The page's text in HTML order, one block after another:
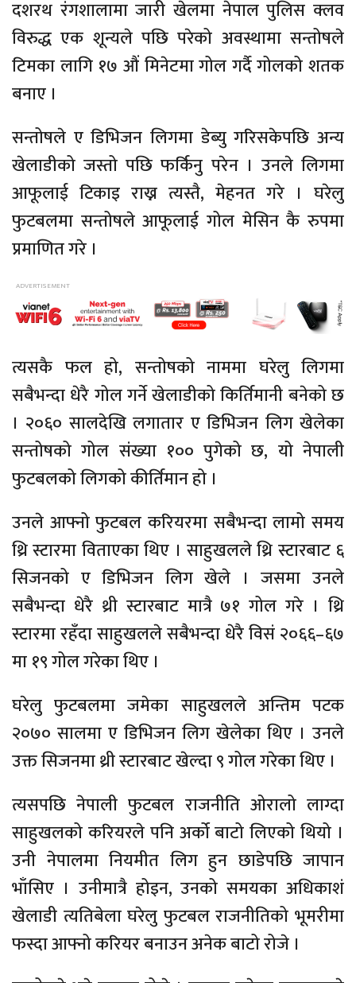
दशरथ रंगशालामा जारी खेलमा नेपाल पुलिस क्लव
विरुद्ध एक शून्यले पछि परेको अवस्थामा सन्तोषले
टिमका लागि १७ औं मिनेटमा गोल गर्दै गोलको शतक
बनाए ।
सन्तोषले ए डिभिजन लिगमा डेब्यु गरिसकेपछि अन्य
खेलाडीको जस्तो पछि फर्किनु परेन । उनले लिगमा
आफूलाई टिकाइ राख्न त्यस्तै, मेहनत गरे । घरेलु
फुटबलमा सन्तोषले आफूलाई गोल मेसिन कै रुपमा
प्रमाणित गरे ।
त्यसकै फल हो, सन्तोषको नाममा घरेलु लिगमा
सबैभन्दा धेरै गोल गर्ने खेलाडीको किर्तिमानी बनेको छ
। २०६० सालदेखि लगातार ए डिभिजन लिग खेलेका
सन्तोषको गोल संख्या १०० पुगेको छ, यो नेपाली
फुटबलको लिगको कीर्तिमान हो ।
उनले आफ्नो फुटबल करियरमा सबैभन्दा लामो समय
थ्रि स्टारमा विताएका थिए । साहुखलले थ्रि स्टारबाट ६
सिजनको ए डिभिजन लिग खेले । जसमा उनले
सबैभन्दा धेरै थ्री स्टारबाट मात्रै ७१ गोल गरे । थ्रि
स्टारमा रहँदा साहुखलले सबैभन्दा धेरै विसं २०६६–६७
मा १९ गोल गरेका थिए ।
घरेलु फुटबलमा जमेका साहुखलले अन्तिम पटक
२०७० सालमा ए डिभिजन लिग खेलेका थिए । उनले
उक्त सिजनमा थ्री स्टारबाट खेल्दा ९ गोल गरेका थिए ।
त्यसपछि नेपाली फुटबल राजनीति ओरालो लाग्दा
साहुखलको करियरले पनि अर्को बाटो लिएको थियो ।
उनी नेपालमा नियमीत लिग हुन छाडेपछि जापान
भाँसिए । उनीमात्रै होइन, उनको समयका अधिकाशं
खेलाडी त्यतिबेला घरेलु फुटबल राजनीतिको भूमरीमा
फस्दा आफ्नो करियर बनाउन अनेक बाटो रोजे ।